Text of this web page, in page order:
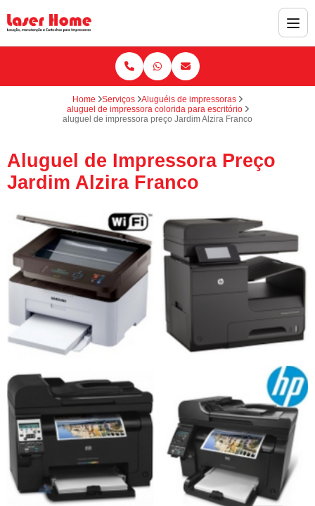
Home Serviços
Aluguéis de impressoras
aluguel de impressora colorida para escritório
aluguel de impressora preço Jardim Alzira Franco
Aluguel de Impressora Preço
Jardim Alzira Franco